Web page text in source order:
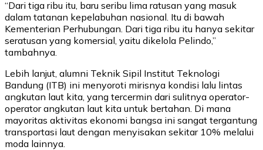
“Dari tiga ribu itu, baru seribu lima ratusan yang masuk
dalam tatanan kepelabuhan nasional. Itu di bawah
Kementerian Perhubungan. Dari tiga ribu itu hanya sekitar
seratusan yang komersial, yaitu dikelola Pelindo,”
tambahnya.
Lebih lanjut, alumni Teknik Sipil Institut Teknologi
Bandung (ITB) ini menyoroti mirisnya kondisi lalu lintas
angkutan laut kita, yang tercermin dari sulitnya operator-
operator angkutan laut kita untuk bertahan. Di mana
mayoritas aktivitas ekonomi bangsa ini sangat tergantung
transportasi laut dengan menyisakan sekitar 10% melalui
moda lainnya.